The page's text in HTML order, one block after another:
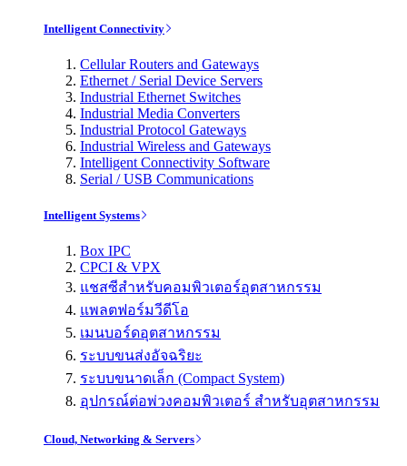
Intelligent Connectivity
Cellular Routers and Gateways
Ethernet / Serial Device Servers
Industrial Ethernet Switches
Industrial Media Converters
Industrial Protocol Gateways
Industrial Wireless and Gateways
Intelligent Connectivity Software
Serial / USB Communications
Intelligent Systems
Box IPC
CPCI & VPX
แชสซีสำหรับคอมพิวเตอร์อุตสาหกรรม
แพลตฟอร์มวีดีโอ
เมนบอร์ดอุตสาหกรรม
ระบบขนส่งอัจฉริยะ
ระบบขนาดเล็ก (Compact System)
อุปกรณ์ต่อพ่วงคอมพิวเตอร์ สำหรับอุตสาหกรรม
Cloud, Networking & Servers